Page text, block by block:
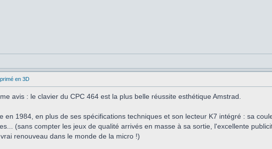
en 3D
avis : le clavier du CPC 464 est la plus belle réussite esthétique Amstrad.
en 1984, en plus de ses spécifications techniques et son lecteur K7 intégré : sa
(sans compter les jeux de qualité arrivés en masse à sa sortie, l'excellente
renouveau dans le monde de la micro !)